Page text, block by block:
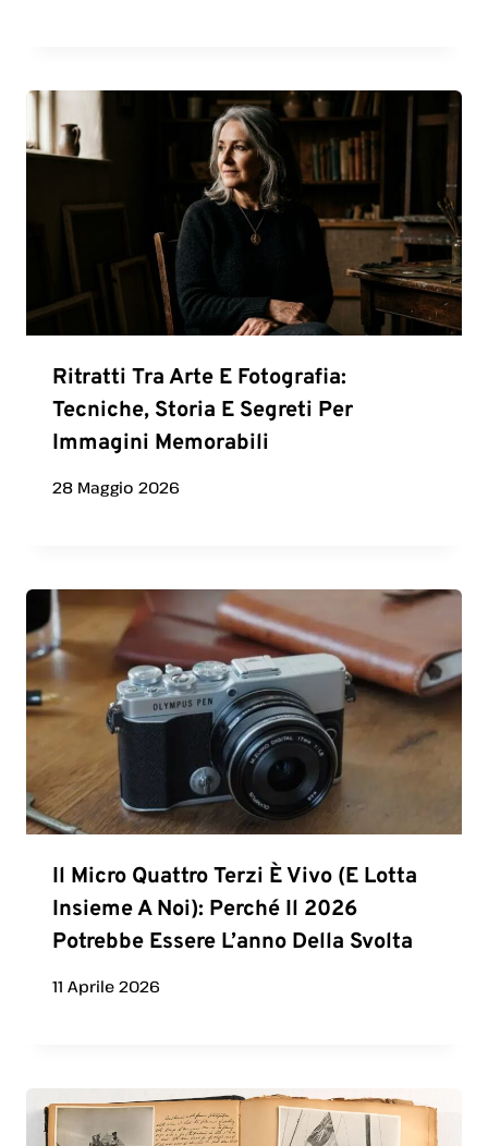
Ritratti Tra Arte E Fotografia:
Tecniche, Storia E Segreti Per
Immagini Memorabili
28 Maggio 2026
Il Micro Quattro Terzi È Vivo (e Lotta
Insieme A Noi): Perché Il 2026
Potrebbe Essere L’anno Della Svolta
11 Aprile 2026